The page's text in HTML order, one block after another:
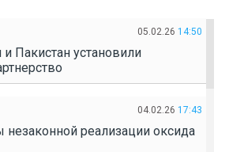
05.02.26 14:50
и Пакистан установили
04.02.26 17:43
реализации оксида